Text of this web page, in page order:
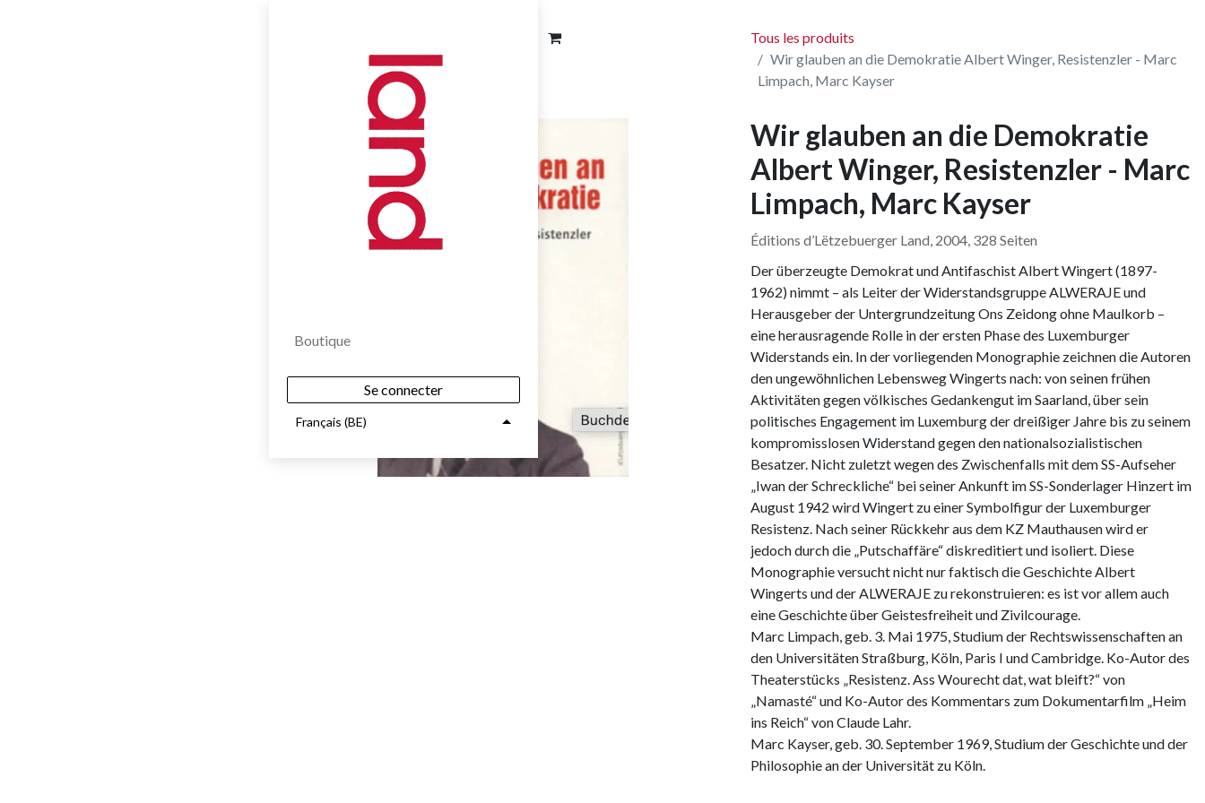
Boutique
Se connecter
Français (BE)
Tous les produits
Wir glauben an die Demokratie Albert Winger, Resistenzler - Marc
Limpach, Marc Kayser
Wir glauben an die Demokratie
Albert Winger, Resistenzler - Marc
Limpach, Marc Kayser
Éditions d’Lëtzebuerger Land, 2004, 328 Seiten
Der überzeugte Demokrat und Antifaschist Albert Wingert (1897-
1962) nimmt – als Leiter der Widerstandsgruppe ALWERAJE und
Herausgeber der Untergrundzeitung Ons Zeidong ohne Maulkorb –
eine herausragende Rolle in der ersten Phase des Luxemburger
Widerstands ein. In der vorliegenden Monographie zeichnen die Autoren
den ungewöhnlichen Lebensweg Wingerts nach: von seinen frühen
Aktivitäten gegen völkisches Gedankengut im Saarland, über sein
politisches Engagement im Luxemburg der dreißiger Jahre bis zu seinem
kompromisslosen Widerstand gegen den nationalsozialistischen
Besatzer. Nicht zuletzt wegen des Zwischenfalls mit dem SS-Aufseher
„Iwan der Schreckliche“ bei seiner Ankunft im SS-Sonderlager Hinzert im
August 1942 wird Wingert zu einer Symbolfigur der Luxemburger
Resistenz. Nach seiner Rückkehr aus dem KZ Mauthausen wird er
jedoch durch die „Putschaffäre“ diskreditiert und isoliert. Diese
Monographie versucht nicht nur faktisch die Geschichte Albert
Wingerts und der ALWERAJE zu rekonstruieren: es ist vor allem auch
eine Geschichte über Geistesfreiheit und Zivilcourage.
Marc Limpach, geb. 3. Mai 1975, Studium der Rechtswissenschaften an
den Universitäten Straßburg, Köln, Paris I und Cambridge. Ko-Autor des
Theaterstücks „Resistenz. Ass Wourecht dat, wat bleift?“ von
„Namasté“ und Ko-Autor des Kommentars zum Dokumentarfilm „Heim
ins Reich“ von Claude Lahr.
Marc Kayser, geb. 30. September 1969, Studium der Geschichte und der
Philosophie an der Universität zu Köln.